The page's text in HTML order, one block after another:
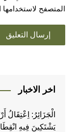
المتصفح لاستخدامها
اخر الاخبار
الْجَزَائِرُ:
يَشْتَكِينَ فِيهِ